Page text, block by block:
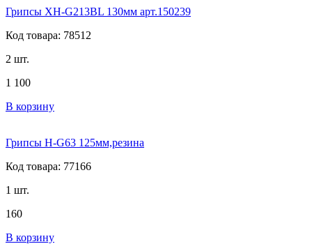
Грипсы XH-G213BL 130мм арт.150239
Код товара: 78512
2 шт.
1 100
В корзину
Грипсы H-G63 125мм,резина
Код товара: 77166
1 шт.
160
В корзину